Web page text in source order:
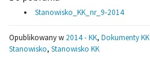
Stanowisko_KK_nr_9-2014
Opublikowany w 2014 - KK, Dokumenty KK
Stanowisko, Stanowisko KK